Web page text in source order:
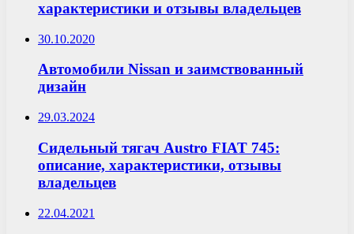
характеристики и отзывы владельцев
30.10.2020
Автомобили Nissan и заимствованный
дизайн
29.03.2024
Сидельный тягач Austro FIAT 745:
описание, характеристики, отзывы
владельцев
22.04.2021